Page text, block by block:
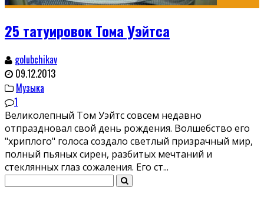
25 татуировок Тома Уэйтса
golubchikav
09.12.2013
Музыка
1
Великолепный Том Уэйтс совсем недавно
отпраздновал свой день рождения. Волшебство его
"хриплого" голоса создало светлый призрачный мир,
полный пьяных сирен, разбитых мечтаний и
стеклянных глаз сожаления. Его ст...